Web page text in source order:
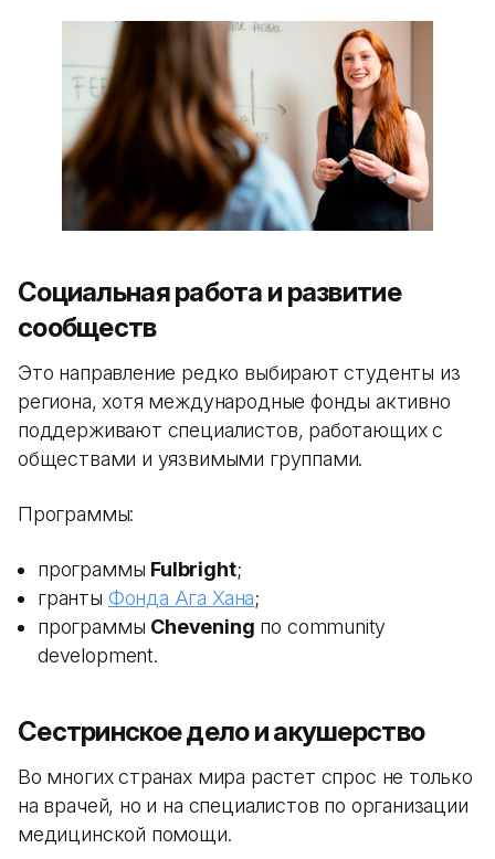
Социальная работа и развитие
сообществ
Это направление редко выбирают студенты из
региона, хотя международные фонды активно
поддерживают специалистов, работающих с
обществами и уязвимыми группами.
Программы:
программы Fulbright;
гранты Фонда Ага Хана;
программы Chevening по community
development.
Сестринское дело и акушерство
Во многих странах мира растет спрос не только
на врачей, но и на специалистов по организации
медицинской помощи.